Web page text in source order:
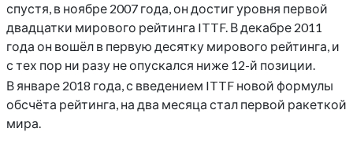
спустя, в ноябре 2007 года, он достиг уровня первой
двадцатки мирового рейтинга ITTF. В декабре 2011
года он вошёл в первую десятку мирового рейтинга, и
с тех пор ни разу не опускался ниже 12-й позиции.
В январе 2018 года, с введением ITTF новой формулы
обсчёта рейтинга, на два месяца стал первой ракеткой
мира.